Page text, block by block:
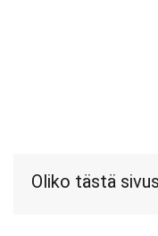
Oliko tästä